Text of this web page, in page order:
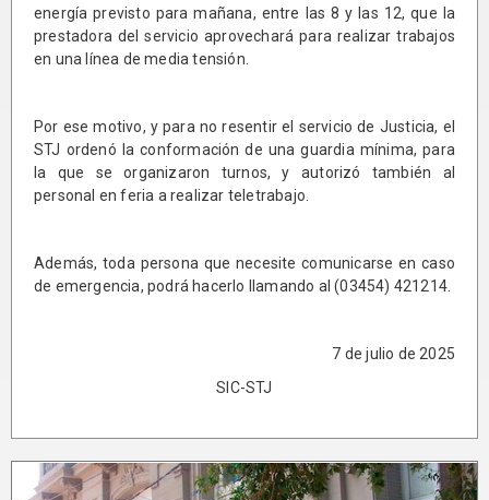
energía previsto para mañana, entre las 8 y las 12, que la
prestadora del servicio aprovechará para realizar trabajos
en una línea de media tensión.
Por ese motivo, y para no resentir el servicio de Justicia, el
STJ ordenó la conformación de una guardia mínima, para
la que se organizaron turnos, y autorizó también al
personal en feria a realizar teletrabajo.
Además, toda persona que necesite comunicarse en caso
de emergencia, podrá hacerlo llamando al (03454) 421214.
7 de julio de 2025
SIC-STJ